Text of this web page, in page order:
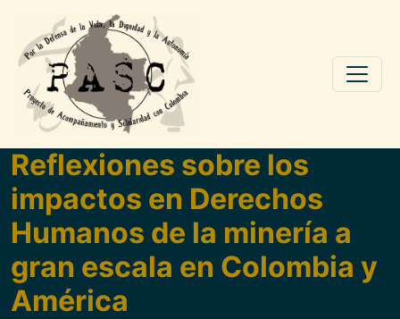
Pasar al contenido principal
Reflexiones sobre los
impactos en Derechos
Humanos de la minería a
gran escala en Colombia y
América